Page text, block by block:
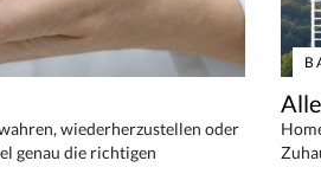
wiederherzustellen oder
genau die richtigen